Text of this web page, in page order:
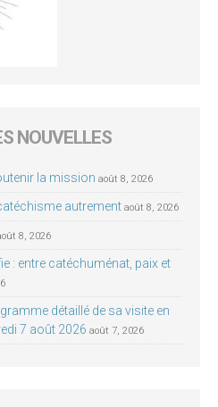
NOUVELLES
la mission août 8, 2026
autrement août 8, 2026
8, 2026
: entre catéchuménat, paix et
détaillé de sa visite en
7 août 2026 août 7, 2026